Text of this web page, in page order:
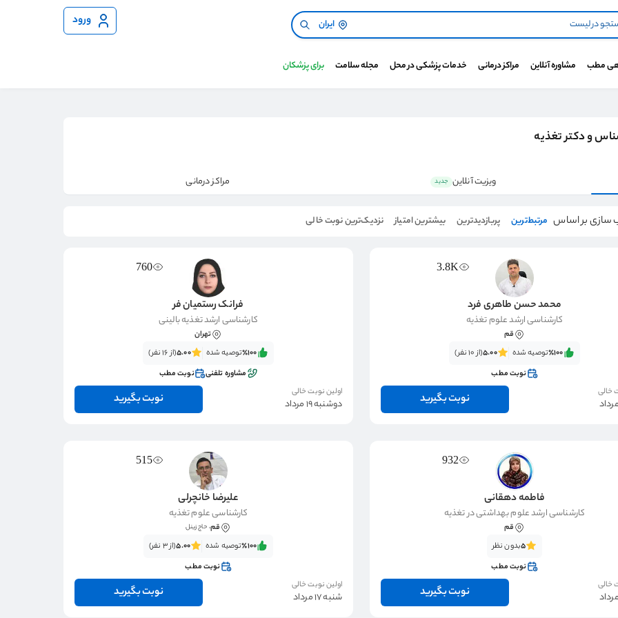
ایران ورود
مطب مشاوره آنلاین مراکز درمانی خدمات پزشکی در محل مجله سلامت برای پزشکان
و دکتر تغذیه
ویزیت آنلاین جدید مراکز درمانی
سازی بر اساس مرتبط‌ترین پربازدیدترین بیشترین امتیاز نزدیک‌ترین نوبت خالی
3.8K
محمد حسن طاهری فرد
کارشناسی ارشد علوم تغذیه
قم
٪100‌‌‌توصیه شده 5.00(از 10 نفر)
نوبت مطب
خالی
نوبت بگیرید
760
فرانک رستمیان فر
کارشناسی ارشد تغذیه بالینی
تهران
٪100‌‌‌توصیه شده 5.00(از 16 نفر)
مشاوره تلفنی
نوبت مطب
اولین نوبت خالی
دوشنبه 19 مرداد نوبت بگیرید
932
فاطمه دهقانی
کارشناسی ارشد علوم بهداشتی در تغذیه
قم
5بدون نظر
نوبت مطب
خالی
نوبت بگیرید
515
علیرضا خانچرلی
کارشناسی علوم تغذیه
قم، حاج زینل
٪100‌‌‌توصیه شده 5.00(از 3 نفر)
نوبت مطب
اولین نوبت خالی
شنبه 17 مرداد نوبت بگیرید